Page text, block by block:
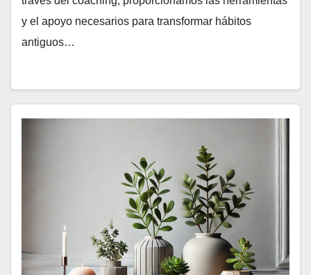
y el apoyo necesarios para transformar hábitos
antiguos…